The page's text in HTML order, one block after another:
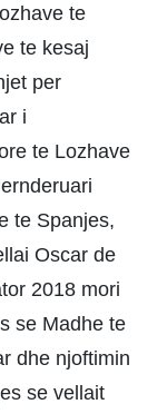
te
te kesaj
per
i
te Lozhave
te Spanjes,
Oscar de
2018 mori
se Madhe te
dhe njoftimin
se vellait